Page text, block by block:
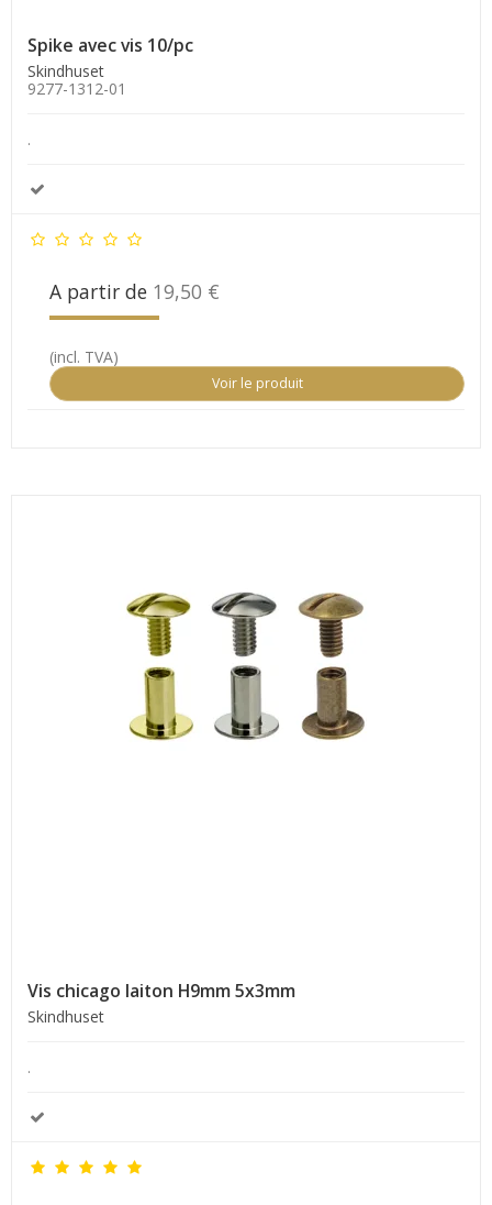
Spike avec vis 10/pc
Skindhuset
9277-1312-01
.
A partir de 19,50 €
(incl. TVA)
Voir le produit
Vis chicago laiton H9mm 5x3mm
Skindhuset
.